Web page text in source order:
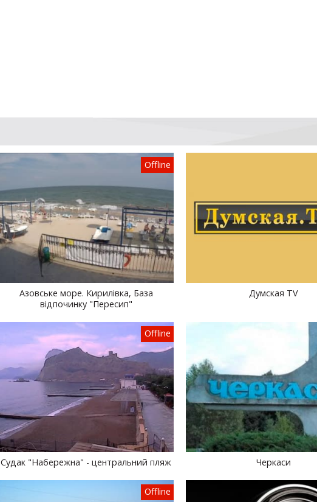
Offline
Азовське море. Кирилівка, База
відпочинку "Пересип"
Думская TV
Offline
Судак "Набережна" - центральний пляж Черкаси
Offline